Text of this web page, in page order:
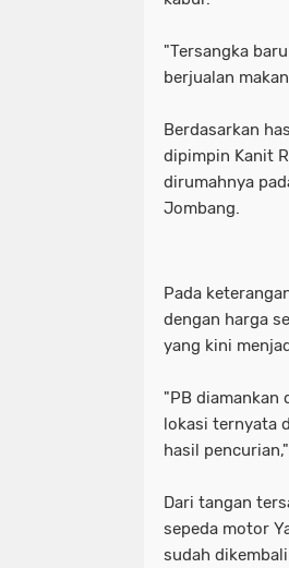
"Tersangka
berjualan
Berdasarkan
dipimpin Kanit
dirumahnya
Jombang.
Pada
dengan harga
yang kini
"PB diamankan
lokasi ternyata
hasil
Dari tangan
sepeda motor
sudah